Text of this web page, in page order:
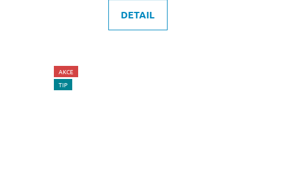
DETAIL
AKCE
TIP